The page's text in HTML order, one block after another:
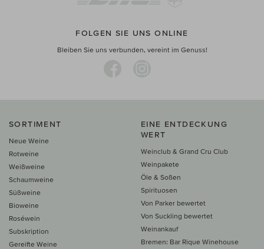
FOLGEN SIE UNS ONLINE
Bleiben Sie uns verbunden, vereint im Genuss!
SORTIMENT
Neue Weine
Rotweine
Weißweine
Schaumweine
Süßweine
Bioweine
Roséwein
Subskription
Gereifte Weine
EINE ENTDECKUNG
WERT
Weinclub & Grand Cru Club
Weinpakete
Öle & Soßen
Spirituosen
Von Parker bewertet
Von Suckling bewertet
Weinankauf
Bremen: Bar Rique Winehouse